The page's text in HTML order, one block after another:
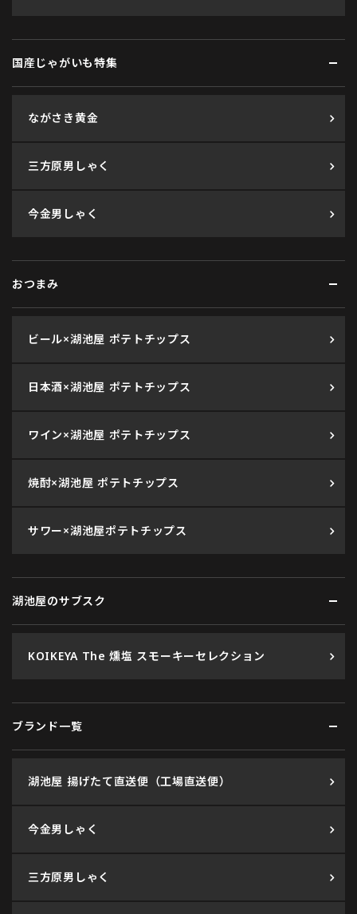
国産じゃがいも特集
ながさき黄金
三方原男しゃく
今金男しゃく
おつまみ
ビール×湖池屋 ポテトチップス
日本酒×湖池屋 ポテトチップス
ワイン×湖池屋 ポテトチップス
焼酎×湖池屋 ポテトチップス
サワー×湖池屋ポテトチップス
湖池屋のサブスク
KOIKEYA The 燻塩 スモーキーセレクション
ブランド一覧
湖池屋 揚げたて直送便（工場直送便）
今金男しゃく
三方原男しゃく